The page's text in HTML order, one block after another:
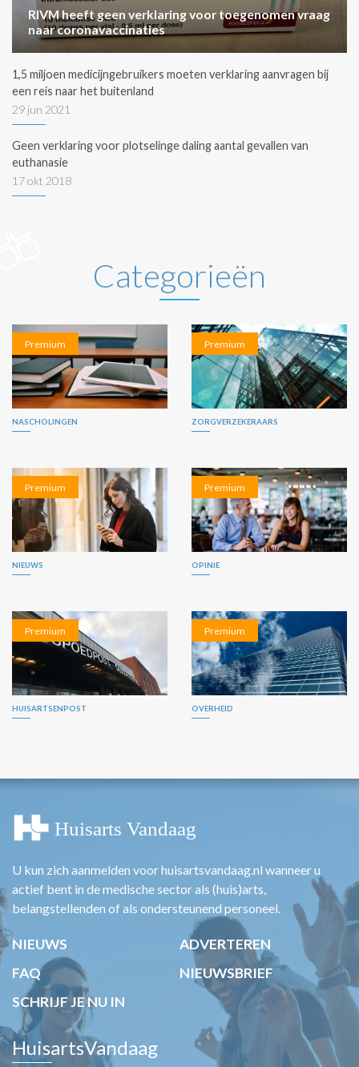
RIVM heeft geen verklaring voor toegenomen vraag
naar coronavaccinaties
1,5 miljoen medicijngebruikers moeten verklaring aanvragen bij
een reis naar het buitenland
29 jun 2021
Geen verklaring voor plotselinge daling aantal gevallen van
euthanasie
17 okt 2018
Categorieën
Premium
NASCHOLINGEN
Premium
ZORGVERZEKERAARS
Premium
NIEUWS
Premium
OPINIE
Premium
HUISARTSENPOST
Premium
OVERHEID
U kun zich aanmelden voor huisartsvandaag.nl wanneer u
actief bent in de medische sector als (huis)arts,
belangstellenden of als ondersteunend personeel.
NIEUWS
ADVERTEREN
FAQ
NIEUWSBRIEF
SCHRIJF JE NU IN
HuisartsVandaag